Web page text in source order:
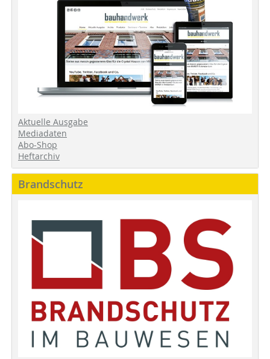
Aktuelle Ausgabe
Mediadaten
Abo-Shop
Heftarchiv
Brandschutz